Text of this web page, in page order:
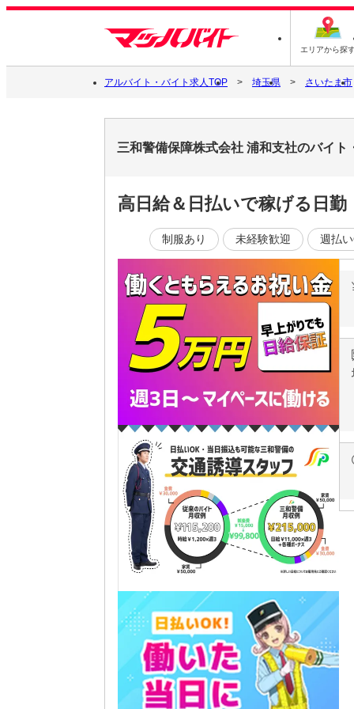
エリアから探
アルバイト・バイト求人TOP 埼玉県 さいたま市
三和警備保障株式会社 浦和支社のバイト
高日給＆日払いで稼げる日
制服あり 未経験歓迎 週払